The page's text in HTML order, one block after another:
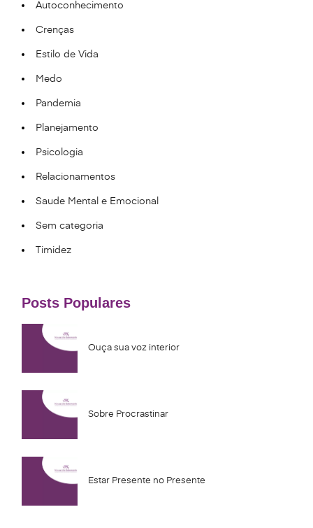
Autoconhecimento
Crenças
Estilo de Vida
Medo
Pandemia
Planejamento
Psicologia
Relacionamentos
Saude Mental e Emocional
Sem categoria
Timidez
Posts Populares
Ouça sua voz interior
Sobre Procrastinar
Estar Presente no Presente